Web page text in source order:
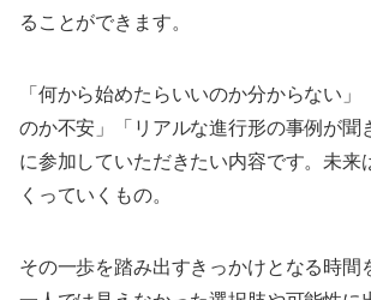
ることができます。
「何から始めたらいいのか分からない」
のか不安」「リアルな進行形の事例が聞
に参加していただきたい内容です。未来
くっていくもの。
その一歩を踏み出すきっかけとなる時間